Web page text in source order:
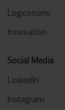
Logiconomi
Innovation
Social Media
LinkedIn
Instagram